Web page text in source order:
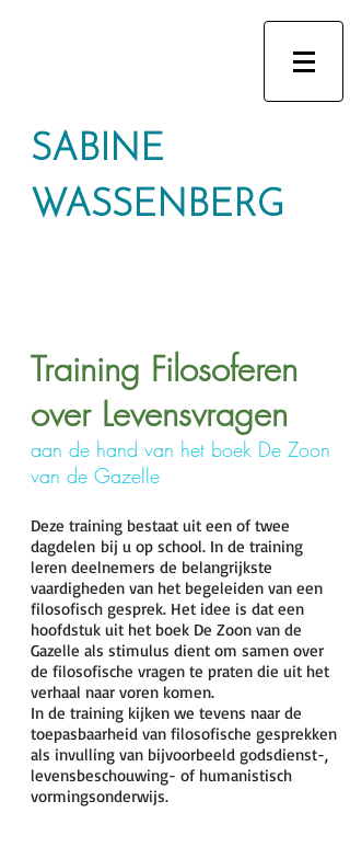
SABINE
WASSENBERG
Training Filosoferen
over Levensvragen
aan de hand van het boek De Zoon
van de Gazelle
Deze training bestaat uit een of twee
dagdelen bij u op school. In de training
leren deelnemers de belangrijkste
vaardigheden van het begeleiden van een
filosofisch gesprek. Het idee is dat een
hoofdstuk uit het boek De Zoon van de
Gazelle als stimulus dient om samen over
de filosofische vragen te praten die uit het
verhaal naar voren komen.
In de training kijken we tevens naar de
toepasbaarheid van filosofische gesprekken
als invulling van bijvoorbeeld godsdienst-,
levensbeschouwing- of humanistisch
vormingsonderwijs.